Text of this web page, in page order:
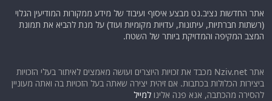
אתר החדשות נציב.נט מבצע איסוף ועיבוד של מידע ממקורות המודיעין הגלוי
(רשתות חברתיות, עיתונות, עדויות מקומיות ועוד) על מנת להביא את תמונת
המצב המקיפה והמדויקת ביותר של השטח.
אתר Nziv.net מכבד את זכויות היוצרים ועושה מאמצים לאיתור בעלי הזכויות
ביצירות הכלולות בכתבות. אם זיהית יצירה שאתה בעל הזכויות בה ואתה מעוניין
להסירה מהכתבה, אנא פנה אלינולמייל